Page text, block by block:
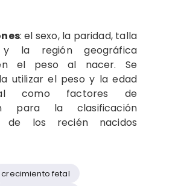
: el sexo, la paridad, talla
y la región geográfica
el peso al nacer. Se
utilizar el peso y la edad
como factores de
para la clasificación
de los recién nacidos
crecimiento fetal